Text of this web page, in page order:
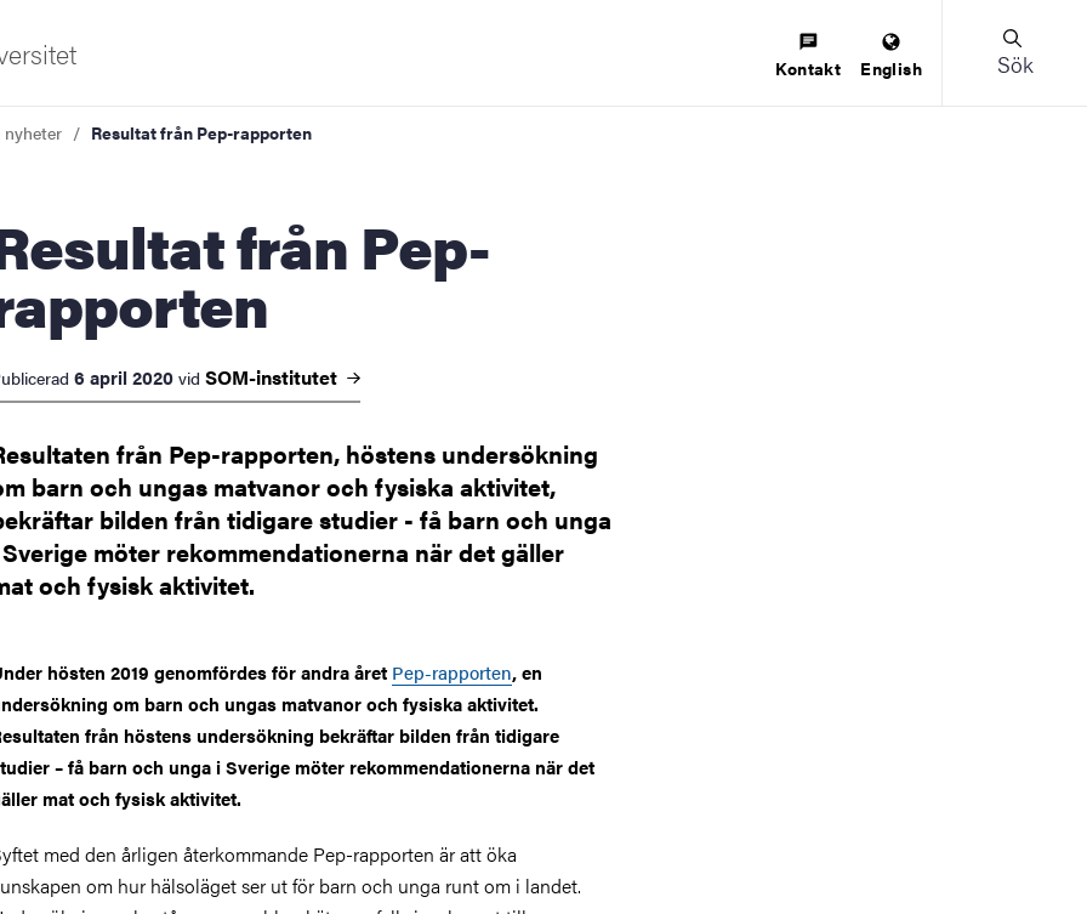
innovation
Kontakt English Sök
nyheter Resultat från Pep-rapporten
Pep-
6 april 2020 vid SOM-institutet
från Pep-rapporten, höstens undersökning
barn och ungas matvanor och fysiska aktivitet,
bilden från tidigare studier - få barn och unga
möter rekommendationerna när det gäller
och fysisk aktivitet.
hösten 2019 genomfördes för andra året Pep-rapporten, en
om barn och ungas matvanor och fysiska aktivitet.
från höstens undersökning bekräftar bilden från tidigare
– få barn och unga i Sverige möter rekommendationerna när det
mat och fysisk aktivitet.
med den årligen återkommande Pep-rapporten är att öka
om hur hälsoläget ser ut för barn och unga runt om i landet.